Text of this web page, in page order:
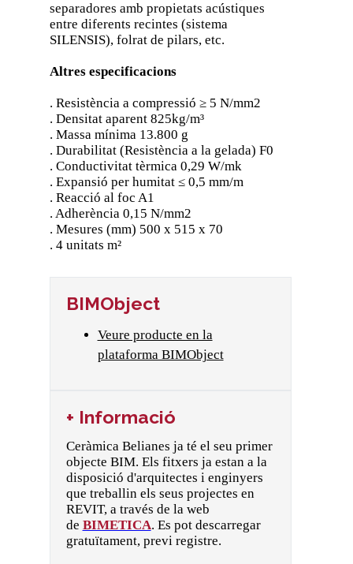
separadores amb propietats acústiques
entre diferents recintes (sistema
SILENSIS), folrat de pilars, etc.
Altres especificacions
. Resistència a compressió ≥ 5 N/mm2
. Densitat aparent 825kg/m³
. Massa mínima 13.800 g
. Durabilitat (Resistència a la gelada) F0
. Conductivitat tèrmica 0,29 W/mk
. Expansió per humitat ≤ 0,5 mm/m
. Reacció al foc A1
. Adherència 0,15 N/mm2
. Mesures (mm) 500 x 515 x 70
. 4 unitats m²
BIMObject
Veure producte en la
plataforma BIMObject
+ Informació
Ceràmica Belianes ja té el seu primer
objecte BIM. Els fitxers ja estan a la
disposició d'arquitectes i enginyers
que treballin els seus projectes en
REVIT, a través de la web
de BIMETICA. Es pot descarregar
gratuïtament, previ registre.